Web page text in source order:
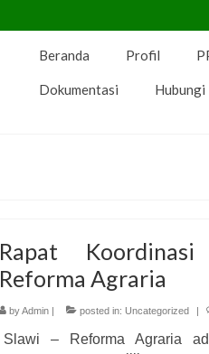
Beranda Profil
Dokumentasi Hubungi
Rapat
Reforma Agraria
byAdmin| posted in: Uncategorized |
Slawi – Reforma Agraria